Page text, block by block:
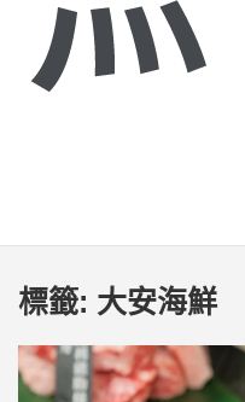
標籤: 大安海鮮